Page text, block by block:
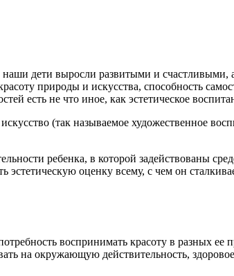
дети выросли развитыми и счастливыми,
природы и искусства, способность
есть не что иное, как эстетическое
(так называемое художественное
ребенка, в которой задействованы
эстетическую оценку всему, с чем он
воспринимать красоту в разных ее
на окружающую действительность,